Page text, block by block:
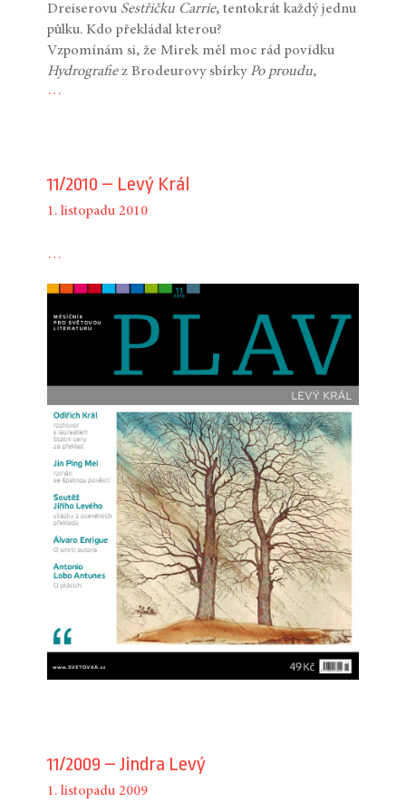
Dreiserovu Sestřičku Carrie, tentokrát každý jednu
půlku. Kdo překládal kterou?
Vzpomínám si, že Mirek měl moc rád povídku
Hydrografiez Brodeurovy sbírky Po proudu,
…
11/2010 – Levý Král
1. listopadu 2010
…
11/2009 – Jindra Levý
1. listopadu 2009